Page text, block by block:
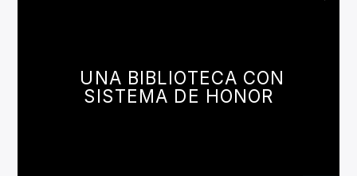
UNA BIBLIOTECA CON
SISTEMA DE HONOR